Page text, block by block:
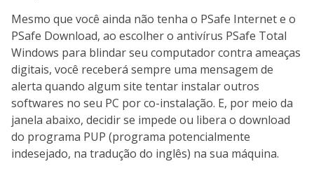
Mesmo que você ainda não tenha o PSafe Internet e o
PSafe Download, ao escolher o antivírus PSafe Total
Windows para blindar seu computador contra ameaças
digitais, você receberá sempre uma mensagem de
alerta quando algum site tentar instalar outros
softwares no seu PC por co-instalação. E, por meio da
janela abaixo, decidir se impede ou libera o download
do programa PUP (programa potencialmente
indesejado, na tradução do inglês) na sua máquina.